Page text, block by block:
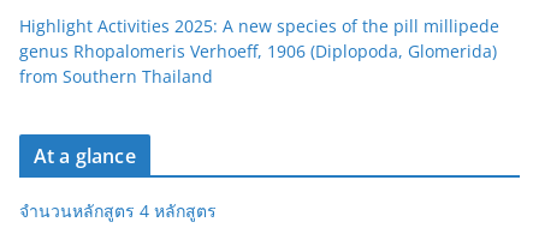
Highlight Activities 2025: A new species of the pill millipede
genus Rhopalomeris Verhoeff, 1906 (Diplopoda, Glomerida)
from Southern Thailand
At a glance
จำนวนหลักสูตร 4 หลักสูตร